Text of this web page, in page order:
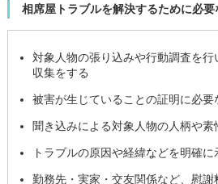
相席屋トラブルを解決するために必
対象人物の張り込みや行動調査を
収集をする
被害が生じていることの証明に必要
聞き込みによる対象人物の人柄や素
トラブルの原因や経緯などを明確
勤務先・実家・交友関係など、慰